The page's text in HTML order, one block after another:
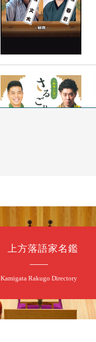
上方落語家名鑑
Kamigata Rakugo Directory